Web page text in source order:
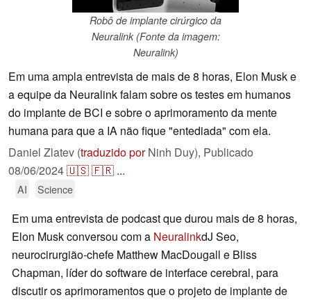
Robô de implante cirúrgico da
Neuralink (Fonte da imagem:
Neuralink)
Em uma ampla entrevista de mais de 8 horas, Elon Musk e
a equipe da Neuralink falam sobre os testes em humanos
do implante de BCI e sobre o aprimoramento da mente
humana para que a IA não fique "entediada" com ela.
Daniel Zlatev (traduzido porNinh Duy), Publicado
08/06/2024🇺🇸🇫🇷 ...
AI Science
Em uma entrevista de podcast que durou mais de 8 horas,
Elon Musk conversou com a NeuralinkdJ Seo,
neurocirurgião-chefe Matthew MacDougall e Bliss
Chapman, líder do software de interface cerebral, para
discutir os aprimoramentos que o projeto de implante de